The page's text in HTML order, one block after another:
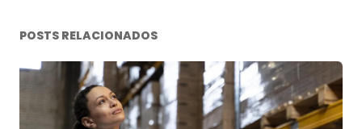
POSTS RELACIONADOS